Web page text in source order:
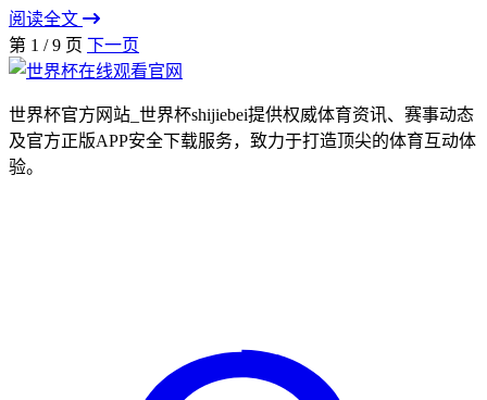
阅读全文
第 1 / 9 页 下一页
世界杯官方网站_世界杯shijiebei提供权威体育资讯、赛事动态
及官方正版APP安全下载服务，致力于打造顶尖的体育互动体
验。